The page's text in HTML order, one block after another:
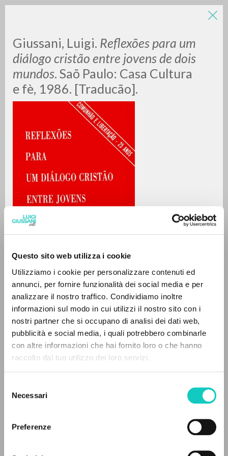
Questo sito web utilizza i cookie
Utilizziamo i cookie per personalizzare contenuti ed
annunci, per fornire funzionalità dei social media e per
analizzare il nostro traffico. Condividiamo inoltre
informazioni sul modo in cui utilizzi il nostro sito con i
nostri partner che si occupano di analisi dei dati web,
pubblicità e social media, i quali potrebbero combinarle
con altre informazioni che hai fornito loro o che hanno
raccolto dal tuo utilizzo dei loro servizi.
delNecessari
Preferenze
Giussani, Luigi. Reflexões para um
diálogo cristão entre jovens de dois
mundos. Saõ Paulo: Casa Cultura
e fè, 1986. [Traducão].
Giussani LuigiAutor
Casa Cultura e fé
Portoghese BR
ÚLTIMA ACTUALIZACIÓN
DOCUMENTOS ENCONTRADOS
RESULTADOS SUCESIVOS
EL PROYECTO
Este portal recoge y pone a disposición de los
usuarios los textos de Luigi Giussani: casi 5000
voces bibliográficas, textos íntegros en 5
idiomas y líneas temáticas.